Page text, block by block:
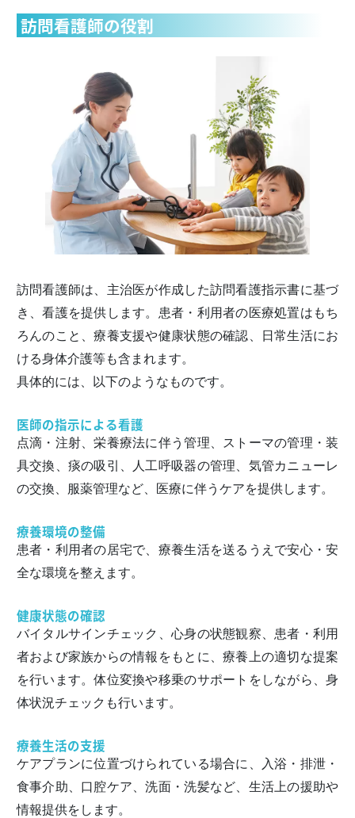
訪問看護師の役割
訪問看護師は、主治医が作成した訪問看護指示書に基づ
き、看護を提供します。患者・利用者の医療処置はもち
ろんのこと、療養支援や健康状態の確認、日常生活にお
ける身体介護等も含まれます。
具体的には、以下のようなものです。
医師の指示による看護
点滴・注射、栄養療法に伴う管理、ストーマの管理・装
具交換、痰の吸引、人工呼吸器の管理、気管カニューレ
の交換、服薬管理など、医療に伴うケアを提供します。
療養環境の整備
患者・利用者の居宅で、療養生活を送るうえで安心・安
全な環境を整えます。
健康状態の確認
バイタルサインチェック、心身の状態観察、患者・利用
者および家族からの情報をもとに、療養上の適切な提案
を行います。体位変換や移乗のサポートをしながら、身
体状況チェックも行います。
療養生活の支援
ケアプランに位置づけられている場合に、入浴・排泄・
食事介助、口腔ケア、洗面・洗髪など、生活上の援助や
情報提供をします。